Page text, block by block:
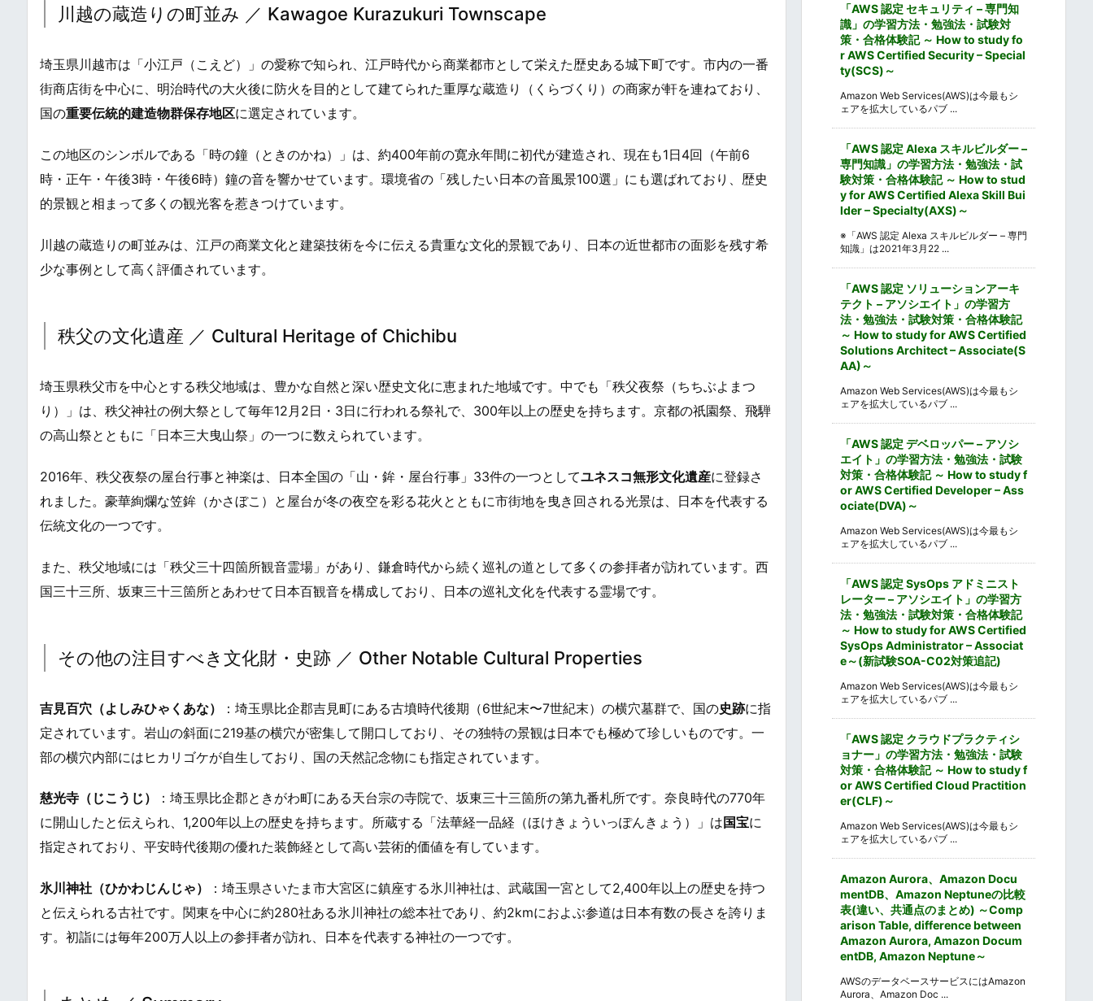
川越の蔵造りの町並み ／ Kawagoe Kurazukuri Townscape
埼玉県川越市は「小江戸（こえど）」の愛称で知られ、江戸時代から商業都市として栄えた歴史ある城下町です。市内の一番
街商店街を中心に、明治時代の大火後に防火を目的として建てられた重厚な蔵造り（くらづくり）の商家が軒を連ねており、
国の重要伝統的建造物群保存地区に選定されています。
この地区のシンボルである「時の鐘（ときのかね）」は、約400年前の寛永年間に初代が建造され、現在も1日4回（午前6
時・正午・午後3時・午後6時）鐘の音を響かせています。環境省の「残したい日本の音風景100選」にも選ばれており、歴史
的景観と相まって多くの観光客を惹きつけています。
川越の蔵造りの町並みは、江戸の商業文化と建築技術を今に伝える貴重な文化的景観であり、日本の近世都市の面影を残す希
少な事例として高く評価されています。
秩父の文化遺産 ／ Cultural Heritage of Chichibu
埼玉県秩父市を中心とする秩父地域は、豊かな自然と深い歴史文化に恵まれた地域です。中でも「秩父夜祭（ちちぶよまつ
り）」は、秩父神社の例大祭として毎年12月2日・3日に行われる祭礼で、300年以上の歴史を持ちます。京都の祇園祭、飛騨
の高山祭とともに「日本三大曳山祭」の一つに数えられています。
2016年、秩父夜祭の屋台行事と神楽は、日本全国の「山・鉾・屋台行事」33件の一つとしてユネスコ無形文化遺産に登録さ
れました。豪華絢爛な笠鉾（かさぼこ）と屋台が冬の夜空を彩る花火とともに市街地を曳き回される光景は、日本を代表する
伝統文化の一つです。
また、秩父地域には「秩父三十四箇所観音霊場」があり、鎌倉時代から続く巡礼の道として多くの参拝者が訪れています。西
国三十三所、坂東三十三箇所とあわせて日本百観音を構成しており、日本の巡礼文化を代表する霊場です。
その他の注目すべき文化財・史跡 ／ Other Notable Cultural Properties
吉見百穴（よしみひゃくあな） ：埼玉県比企郡吉見町にある古墳時代後期（6世紀末〜7世紀末）の横穴墓群で、国の史跡に指
定されています。岩山の斜面に219基の横穴が密集して開口しており、その独特の景観は日本でも極めて珍しいものです。一
部の横穴内部にはヒカリゴケが自生しており、国の天然記念物にも指定されています。
慈光寺（じこうじ）
：埼玉県比企郡ときがわ町にある天台宗の寺院で、坂東三十三箇所の第九番札所です。奈良時代の770年
に開山したと伝えられ、1,200年以上の歴史を持ちます。所蔵する「法華経一品経（ほけきょういっぽんきょう）」は 国宝に
指定されており、平安時代後期の優れた装飾経として高い芸術的価値を有しています。
氷川神社（ひかわじんじゃ）
：埼玉県さいたま市大宮区に鎮座する氷川神社は、武蔵国一宮として2,400年以上の歴史を持つ
と伝えられる古社です。関東を中心に約280社ある氷川神社の総本社であり、約2kmにおよぶ参道は日本有数の長さを誇りま
す。初詣には毎年200万人以上の参拝者が訪れ、日本を代表する神社の一つです。
「AWS 認定 セキュリティ – 専門知
識」の学習方法・勉強法・試験対
策・合格体験記 ～ How to study fo
r AWS Certified Security – Special
ty(SCS)～
Amazon Web Services(AWS)は今最もシ
ェアを拡大しているパブ ...
「AWS 認定 Alexa スキルビルダー –
専門知識」の学習方法・勉強法・試
験対策・合格体験記 ～ How to stud
y for AWS Certified Alexa Skill Bui
lder – Specialty(AXS)～
※「AWS 認定 Alexa スキルビルダー – 専門
知識」は2021年3月22 ...
「AWS 認定 ソリューションアーキ
テクト – アソシエイト」の学習方
法・勉強法・試験対策・合格体験記
～ How to study for AWS Certified
Solutions Architect – Associate(S
AA)～
Amazon Web Services(AWS)は今最もシ
ェアを拡大しているパブ ...
「AWS 認定 デベロッパー – アソシ
エイト」の学習方法・勉強法・試験
対策・合格体験記 ～ How to study f
or AWS Certified Developer – Ass
ociate(DVA)～
Amazon Web Services(AWS)は今最もシ
ェアを拡大しているパブ ...
「AWS 認定 SysOps アドミニスト
レーター – アソシエイト」の学習方
法・勉強法・試験対策・合格体験記
～ How to study for AWS Certified
SysOps Administrator – Associat
e～(新試験SOA-C02対策追記)
Amazon Web Services(AWS)は今最もシ
ェアを拡大しているパブ ...
「AWS 認定 クラウドプラクティシ
ョナー」の学習方法・勉強法・試験
対策・合格体験記 ～ How to study f
or AWS Certified Cloud Practition
er(CLF)～
Amazon Web Services(AWS)は今最もシ
ェアを拡大しているパブ ...
Amazon Aurora、Amazon Docu
mentDB、Amazon Neptuneの比較
表(違い、共通点のまとめ) ～Comp
arison Table, difference between
Amazon Aurora, Amazon Docum
entDB, Amazon Neptune～
AWSのデータベースサービスにはAmazon
Aurora、Amazon Doc ...